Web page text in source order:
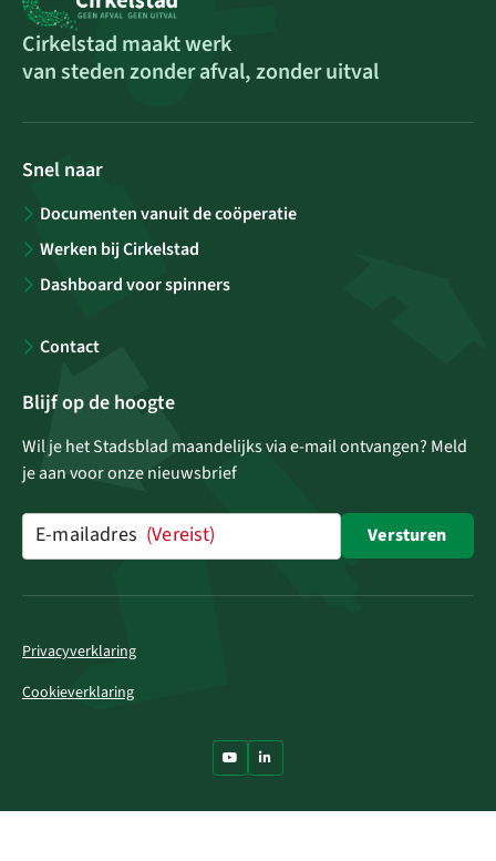
Cirkelstad maakt werk
van steden zonder afval, zonder uitval
Snel naar
Documenten vanuit de coöperatie
Werken bij Cirkelstad
Dashboard voor spinners
Contact
Blijf op de hoogte
Wil je het Stadsblad maandelijks via e-mail ontvangen? Meld
je aan voor onze nieuwsbrief
E-mailadres (Vereist) Versturen
Privacyverklaring
Cookieverklaring
Ga naar Youtube
Ga naar LinkedIn